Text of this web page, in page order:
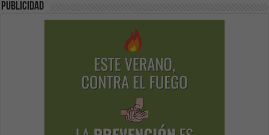
Publicidad